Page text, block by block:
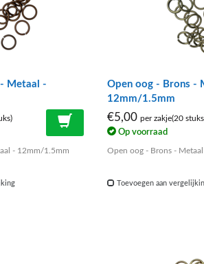
Metaal -
- 12mm/1.5mm
Open oog - Brons -
12mm/1.5mm
€5,00 per zakje(20
Op voorraad
Open oog - Brons -
Toevoegen aan